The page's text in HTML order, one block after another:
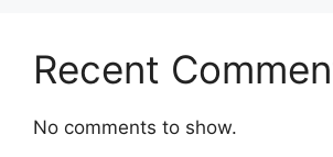
Recent
No comments to show.